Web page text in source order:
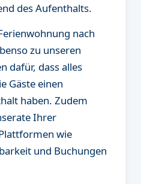
des Aufenthalts.
nach
zu unseren
dafür, dass alles
Gäste einen
haben. Zudem
Ihrer
wie
und Buchungen